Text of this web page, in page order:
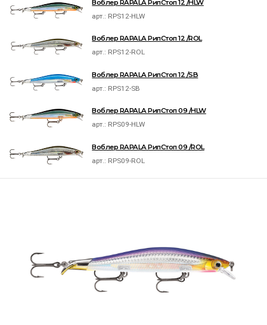
Воблер RAPALA РипСтоп 12 /HLW
арт.: RPS12-HLW
Воблер RAPALA РипСтоп 12 /ROL
арт.: RPS12-ROL
Воблер RAPALA РипСтоп 12 /SB
арт.: RPS12-SB
Воблер RAPALA РипСтоп 09 /HLW
арт.: RPS09-HLW
Воблер RAPALA РипСтоп 09 /ROL
арт.: RPS09-ROL